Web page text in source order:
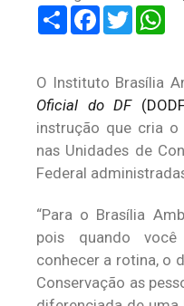
ShareFacebook
Twitter
O Instituto Brasília
Oficial do DF
instrução que cria o
nas Unidades de
Federal
“Para o Brasília
pois quando
conhecer a rotina, o
Conservação as